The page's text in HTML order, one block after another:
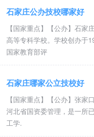
石家庄公办技校哪家好
【国家重点】【公办】石
高等专科学校。学校创办于
国家教育部评
石家庄哪家公立技校好
【国家重点】【公办】张
河北省国资委管理，是一所
工学.